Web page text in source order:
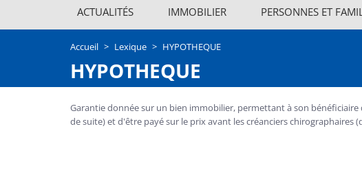
navigation
ACTUALITÉS IMMOBILIER PERSONNES ET
Accueil Lexique HYPOTHEQUE
HYPOTHEQUE
Garantie donnée sur un bien immobilier, permettant à son
de suite) et d'être payé sur le prix avant les créanciers chirographaires